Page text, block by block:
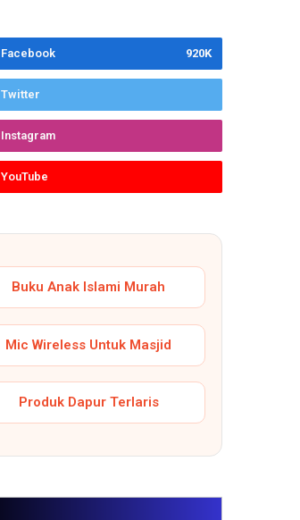
Facebook 920K
Twitter
Instagram
YouTube
Buku Anak Islami Murah
Mic Wireless Untuk Masjid
Produk Dapur Terlaris